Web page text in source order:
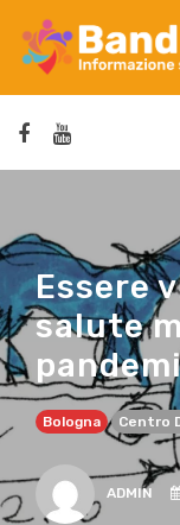
Essere
salute
Bologna Centro
ADMIN